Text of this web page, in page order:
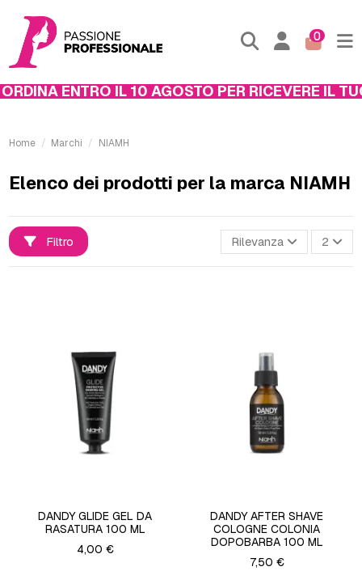
0
ENTRO IL 10 AGOSTO PER RICEVERE IL TUO
Home Marchi NIAMH
Elenco dei prodotti per la marca NIAMH
Filtro Rilevanza 2
DANDY GLIDE GEL DA
RASATURA 100 ML
4,00 €
DANDY AFTER SHAVE
COLOGNE COLONIA
DOPOBARBA 100 ML
7,50 €